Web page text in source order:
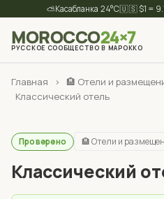
⛅ 24°C🇺🇸 $1 =
MOROCCO24×7
РУССКОЕ СООБЩЕСТВО В МАРОККО
Главная › 🏨 Отели и
Классический отель
Проверено 🏨 Отели и
Классический